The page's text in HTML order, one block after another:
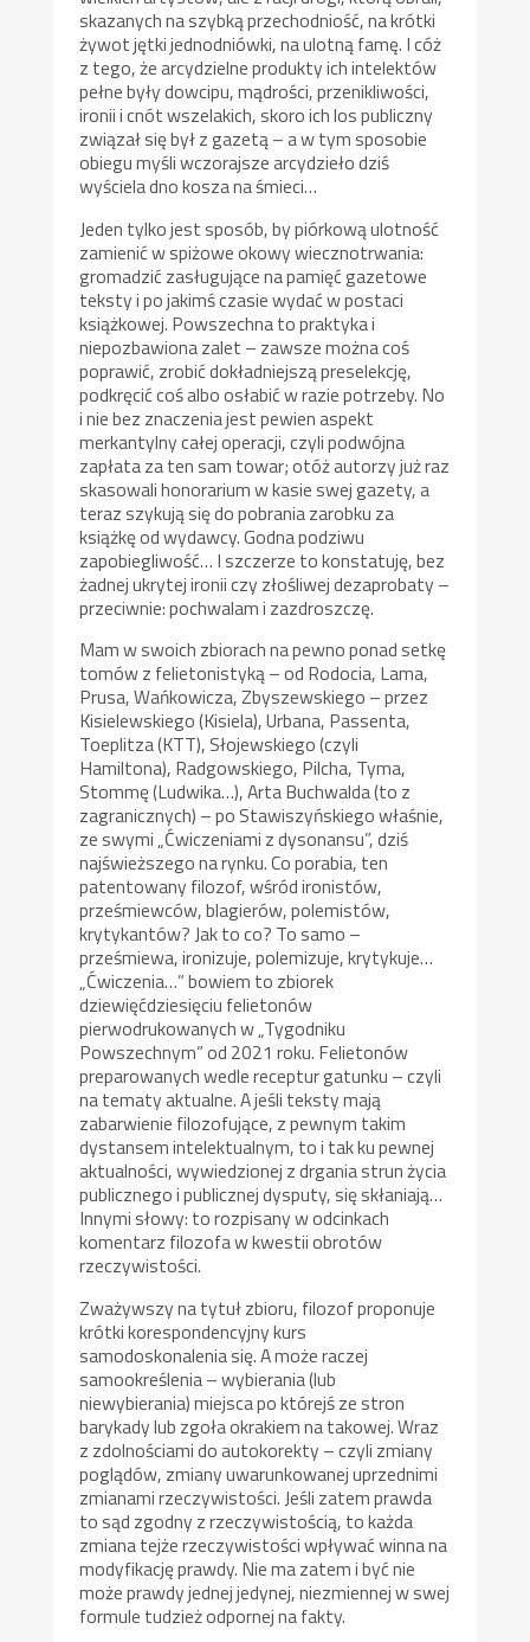
skazanych na szybką przechodniość, na krótki
żywot jętki jednodniówki, na ulotną famę. I cóż
z tego, że arcydzielne produkty ich intelektów
pełne były dowcipu, mądrości, przenikliwości,
ironii i cnót wszelakich, skoro ich los publiczny
związał się był z gazetą – a w tym sposobie
obiegu myśli wczorajsze arcydzieło dziś
wyściela dno kosza na śmieci…
Jeden tylko jest sposób, by piórkową ulotność
zamienić w spiżowe okowy wiecznotrwania:
gromadzić zasługujące na pamięć gazetowe
teksty i po jakimś czasie wydać w postaci
książkowej. Powszechna to praktyka i
niepozbawiona zalet – zawsze można coś
poprawić, zrobić dokładniejszą preselekcję,
podkręcić coś albo osłabić w razie potrzeby. No
i nie bez znaczenia jest pewien aspekt
merkantylny całej operacji, czyli podwójna
zapłata za ten sam towar; otóż autorzy już raz
skasowali honorarium w kasie swej gazety, a
teraz szykują się do pobrania zarobku za
książkę od wydawcy. Godna podziwu
zapobiegliwość… I szczerze to konstatuję, bez
żadnej ukrytej ironii czy złośliwej dezaprobaty –
przeciwnie: pochwalam i zazdroszczę.
Mam w swoich zbiorach na pewno ponad setkę
tomów z felietonistyką – od Rodocia, Lama,
Prusa, Wańkowicza, Zbyszewskiego – przez
Kisielewskiego (Kisiela), Urbana, Passenta,
Toeplitza (KTT), Słojewskiego (czyli
Hamiltona), Radgowskiego, Pilcha, Tyma,
Stommę (Ludwika…), Arta Buchwalda (to z
zagranicznych) – po Stawiszyńskiego właśnie,
ze swymi „Ćwiczeniami z dysonansu”, dziś
najświeższego na rynku. Co porabia, ten
patentowany filozof, wśród ironistów,
prześmiewców, blagierów, polemistów,
krytykantów? Jak to co? To samo –
prześmiewa, ironizuje, polemizuje, krytykuje…
„Ćwiczenia…” bowiem to zbiorek
dziewięćdziesięciu felietonów
pierwodrukowanych w „Tygodniku
Powszechnym” od 2021 roku. Felietonów
preparowanych wedle receptur gatunku – czyli
na tematy aktualne. A jeśli teksty mają
zabarwienie filozofujące, z pewnym takim
dystansem intelektualnym, to i tak ku pewnej
aktualności, wywiedzionej z drgania strun życia
publicznego i publicznej dysputy, się skłaniają…
Innymi słowy: to rozpisany w odcinkach
komentarz filozofa w kwestii obrotów
rzeczywistości.
Zważywszy na tytuł zbioru, filozof proponuje
krótki korespondencyjny kurs
samodoskonalenia się. A może raczej
samookreślenia – wybierania (lub
niewybierania) miejsca po którejś ze stron
barykady lub zgoła okrakiem na takowej. Wraz
z zdolnościami do autokorekty – czyli zmiany
poglądów, zmiany uwarunkowanej uprzednimi
zmianami rzeczywistości. Jeśli zatem prawda
to sąd zgodny z rzeczywistością, to każda
zmiana tejże rzeczywistości wpływać winna na
modyfikację prawdy. Nie ma zatem i być nie
może prawdy jednej jedynej, niezmiennej w swej
formule tudzież odpornej na fakty.